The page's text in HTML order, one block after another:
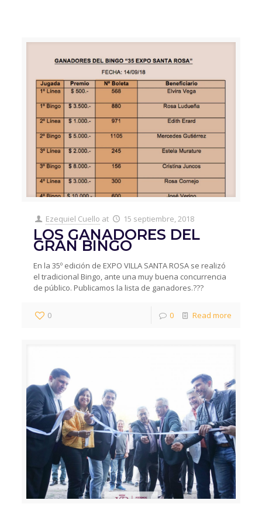
Ezequiel Cuello at 15 septiembre, 2018
LOS GANADORES DEL
GRAN BINGO
En la 35º edición de EXPO VILLA SANTA ROSA se realizó
el tradicional Bingo, ante una muy buena concurrencia
de público. Publicamos la lista de ganadores.???
0 0 Read more